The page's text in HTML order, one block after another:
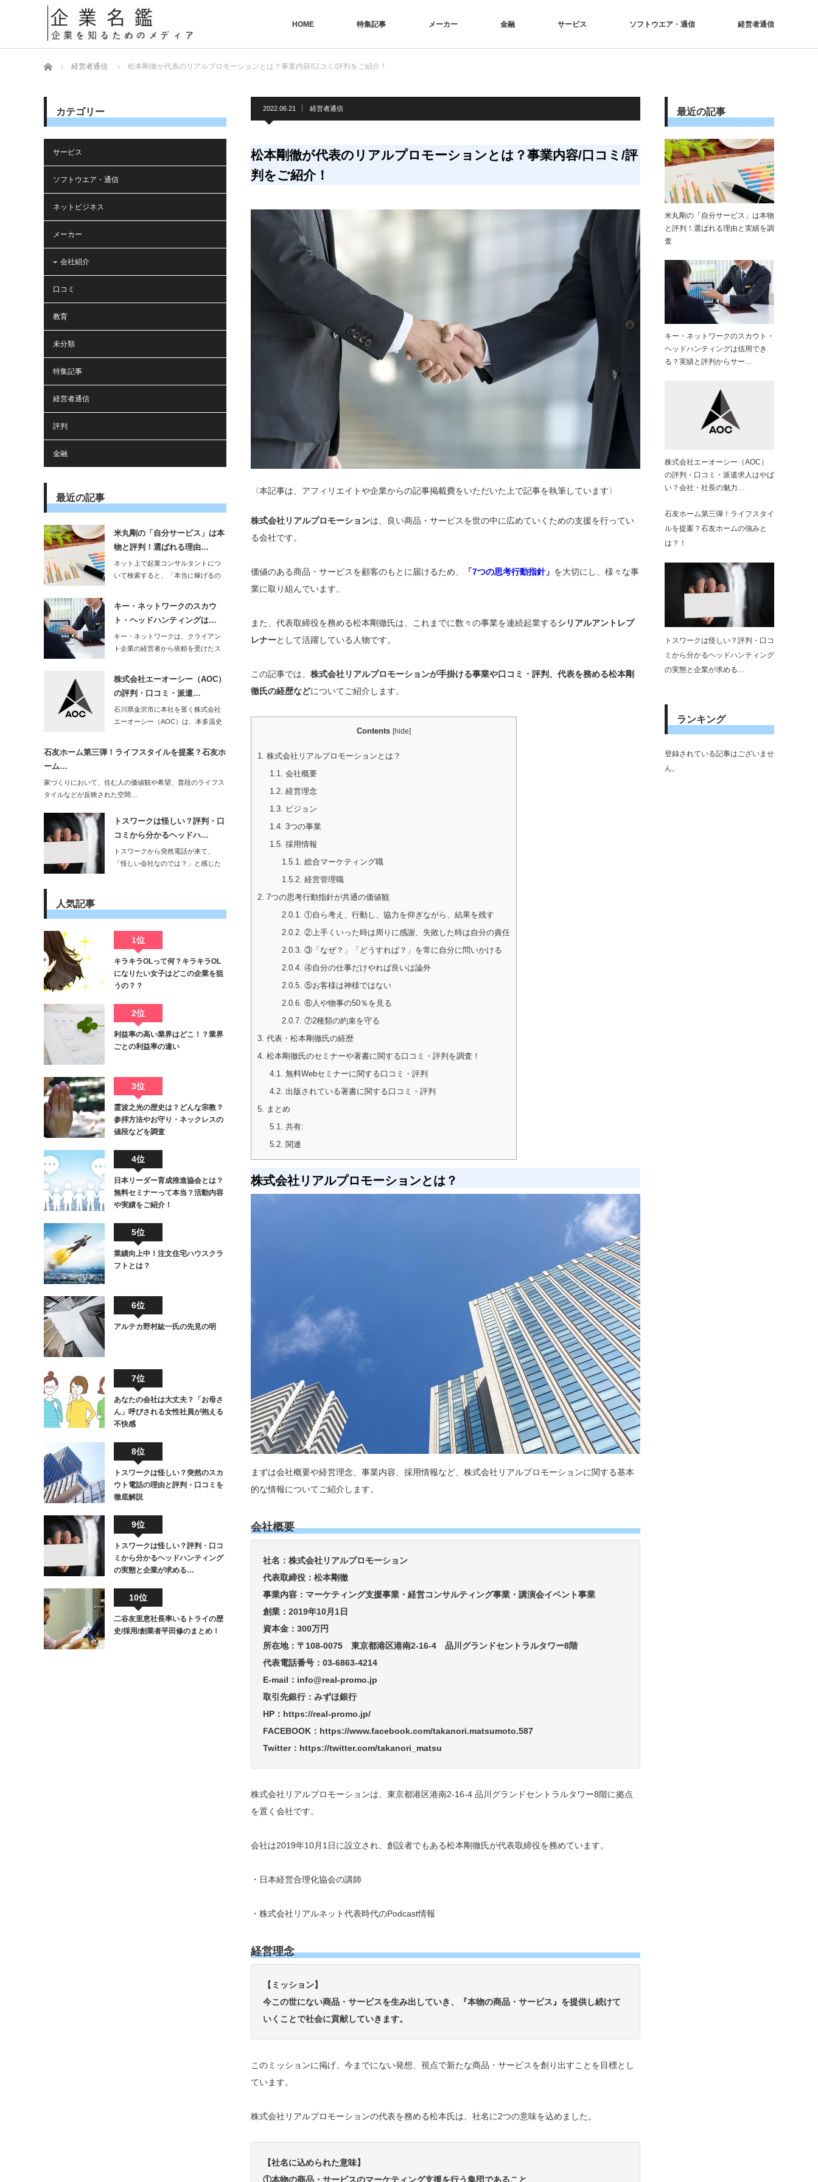
HOME 特集記事 メーカー 金融 サービス ソフトウエア・通信 経営者通信
ホーム 経営者通信 松本剛徹が代表のリアルプロモーションとは？事業内容/口コミ/評判をご紹介！
2022.06.21 経営者通信
松本剛徹が代表のリアルプロモーションとは？事業内容/口コミ/評
判をご紹介！
〈本記事は、アフィリエイトや企業からの記事掲載費をいただいた上で記事を執筆しています〉
株式会社リアルプロモーションは、良い商品・サービスを世の中に広めていくための支援を行ってい
る会社です。
価値のある商品・サービスを顧客のもとに届けるため、 「7つの思考行動指針」 を大切にし、様々な事
業に取り組んでいます。
また、代表取締役を務める松本剛徹氏は、これまでに数々の事業を連続起業するシリアルアントレプ
レナーとして活躍している人物です。
この記事では、 株式会社リアルプロモーションが手掛ける事業や口コミ・評判、代表を務める松本剛
徹氏の経歴などについてご紹介します。
Contents [hide]
1. 株式会社リアルプロモーションとは？
1.1. 会社概要
1.2. 経営理念
1.3. ビジョン
1.4. 3つの事業
1.5. 採用情報
1.5.1. 総合マーケティング職
1.5.2. 経営管理職
2. 7つの思考行動指針が共通の価値観
2.0.1. ①自ら考え、行動し、協力を仰ぎながら、結果を残す
2.0.2. ②上手くいった時は周りに感謝、失敗した時は自分の責任
2.0.3. ③「なぜ？」「どうすれば？」を常に自分に問いかける
2.0.4. ④自分の仕事だけやれば良いは論外
2.0.5. ⑤お客様は神様ではない
2.0.6. ⑥人や物事の50％を見る
2.0.7. ⑦2種類の約束を守る
3. 代表・松本剛徹氏の経歴
4. 松本剛徹氏のセミナーや著書に関する口コミ・評判を調査！
4.1. 無料Webセミナーに関する口コミ・評判
4.2. 出版されている著書に関する口コミ・評判
5. まとめ
5.1. 共有:
5.2. 関連
株式会社リアルプロモーションとは？
まずは会社概要や経営理念、事業内容、採用情報など、株式会社リアルプロモーションに関する基本
的な情報についてご紹介します。
会社概要
社名：株式会社リアルプロモーション
代表取締役：松本剛徹
事業内容：マーケティング支援事業・経営コンサルティング事業・講演会イベント事業
創業：2019年10月1日
資本金：300万円
所在地：〒108-0075 東京都港区港南2-16-4 品川グランドセントラルタワー8階
代表電話番号：03-6863-4214
E-mail：info@real-promo.jp
取引先銀行：みずほ銀行
HP： https://real-promo.jp/
FACEBOOK： https://www.facebook.com/takanori.matsumoto.587
Twitter： https://twitter.com/takanori_matsu
株式会社リアルプロモーションは、東京都港区港南2-16-4 品川グランドセントラルタワー8階に拠点
を置く会社です。
会社は2019年10月1日に設立され、創設者でもある松本剛徹氏が代表取締役を務めています。
・日本経営合理化協会の講師
・株式会社リアルネット代表時代のPodcast情報
経営理念
【ミッション】
今この世にない商品・サービスを生み出していき、『本物の商品・サービス』を提供し続けて
いくことで社会に貢献していきます。
このミッションに掲げ、今までにない発想、視点で新たな商品・サービスを創り出すことを目標とし
ています。
株式会社リアルプロモーションの代表を務める松本氏は、社名に2つの意味を込めました。
【社名に込められた意味】
①本物の商品・サービスのマーケティング支援を行う集団であること
カテゴリー
サービス
ソフトウエア・通信
ネットビジネス
メーカー
会社紹介
口コミ
教育
未分類
特集記事
経営者通信
評判
金融
最近の記事
米丸剛の「自分サービス」は本
物と評判！選ばれる理由…
ネット上で起業コンサルタントにつ
いて検索すると、「本当に稼げるの
キー・ネットワークのスカウ
ト・ヘッドハンティングは…
キー・ネットワークは、クライアン
ト企業の経営者から依頼を受けたス
株式会社エーオーシー（AOC）
の評判・口コミ・派遣…
石川県金沢市に本社を置く株式会社
エーオーシー（AOC）は、本多温史
石友ホーム第三弾！ライフスタイルを提案？石友ホ
ーム…
家づくりにおいて、住む人の価値観や希望、普段のライフス
タイルなどが反映された空間…
トスワークは怪しい？評判・口
コミから分かるヘッドハ…
トスワークから突然電話が来て、
「怪しい会社なのでは？」と感じた
人気記事
1位
キラキラOLって何？キラキラOL
になりたい女子はどこの企業を狙
うの？？
2位
利益率の高い業界はどこ！？業界
ごとの利益率の違い
3位
霊波之光の歴史は？どんな宗教？
参拝方法やお守り・ネックレスの
値段などを調査
4位
日本リーダー育成推進協会とは？
無料セミナーって本当？活動内容
や実績をご紹介！
5位
業績向上中！注文住宅ハウスクラ
フトとは？
6位
アルテカ野村紘一氏の先見の明
7位
あなたの会社は大丈夫？「お母さ
ん」呼びされる女性社員が抱える
不快感
8位
トスワークは怪しい？突然のスカ
ウト電話の理由と評判・口コミを
徹底解説
9位
トスワークは怪しい？評判・口コ
ミから分かるヘッドハンティング
の実態と企業が求める…
10位
二谷友里恵社長率いるトライの歴
史/採用/創業者平田修のまとめ！
最近の記事
米丸剛の「自分サービス」は本物
と評判！選ばれる理由と実績を調
査
キー・ネットワークのスカウト・
ヘッドハンティングは信用でき
る？実績と評判からサー…
株式会社エーオーシー（AOC）
の評判・口コミ・派遣求人はやば
い？会社・社長の魅力…
石友ホーム第三弾！ライフスタイ
ルを提案？石友ホームの強みと
は？！
トスワークは怪しい？評判・口コ
ミから分かるヘッドハンティング
の実態と企業が求める…
ランキング
登録されている記事はございませ
ん。